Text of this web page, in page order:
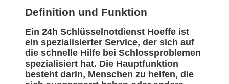
Definition und Funktion
Ein 24h Schlüsselnotdienst Hoeffe ist
ein spezialisierter Service, der sich auf
die schnelle Hilfe bei Schlossproblemen
spezialisiert hat. Die Hauptfunktion
besteht darin, Menschen zu helfen, die